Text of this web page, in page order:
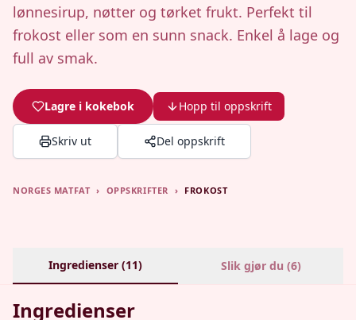
lønnesirup, nøtter og tørket frukt. Perfekt til
frokost eller som en sunn snack. Enkel å lage og
full av smak.
Lagre i kokebok Hopp til oppskrift
Skriv ut Del oppskrift
NORGES MATFAT › OPPSKRIFTER › FROKOST
Ingredienser (11) Slik gjør du (6)
Ingredienser